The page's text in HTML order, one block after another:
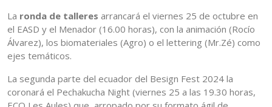
La ronda de talleres arrancará el viernes 25 de octubre en
el EASD y el Menador (16.00 horas), con la animación (Rocío
Álvarez), los biomateriales (Agro) o el lettering (Mr.Zé) como
ejes temáticos.
La segunda parte del ecuador del Besign Fest 2024 la
coronará el Pechakucha Night (viernes 25 a las 19.30 horas,